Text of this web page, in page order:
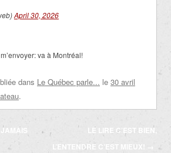
April 30, 2026
va à Montréal!
dans Le Québec parle... le 30 avril
.
LE LIRE C’EST BIEN,
L’ENTENDRE C’EST MIEUX!